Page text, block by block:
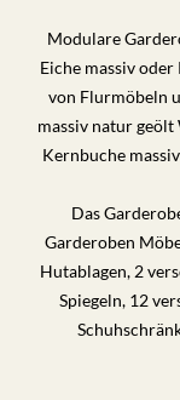
Modulare
Eiche massiv
von Flurmöbeln
massiv natur geölt
Kernbuche
Das
Garderoben
Hutablagen, 2
Spiegeln, 12